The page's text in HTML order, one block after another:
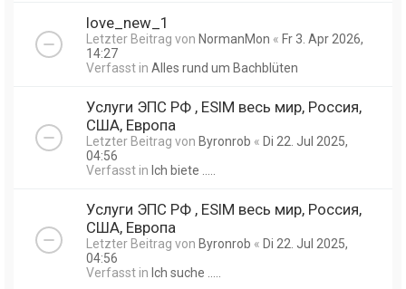
love_new_1
Letzter Beitrag von NormanMon « Fr 3. Apr 2026,
14:27
Verfasst in Alles rund um Bachblüten
Услуги ЭПС РФ , ESIM весь мир, Россия,
США, Европа
Letzter Beitrag von Byronrob « Di 22. Jul 2025,
04:56
Verfasst in Ich biete .....
Услуги ЭПС РФ , ESIM весь мир, Россия,
США, Европа
Letzter Beitrag von Byronrob « Di 22. Jul 2025,
04:56
Verfasst in Ich suche .....